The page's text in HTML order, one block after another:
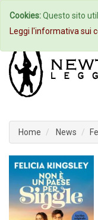
Home
Home News
Cookies:Questo sito
Leggi l'informativa sui